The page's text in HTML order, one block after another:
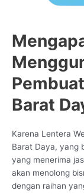
Barat
Karena Lentera
Barat Daya, yang
yang menerima
akan menolong
dengan raihan